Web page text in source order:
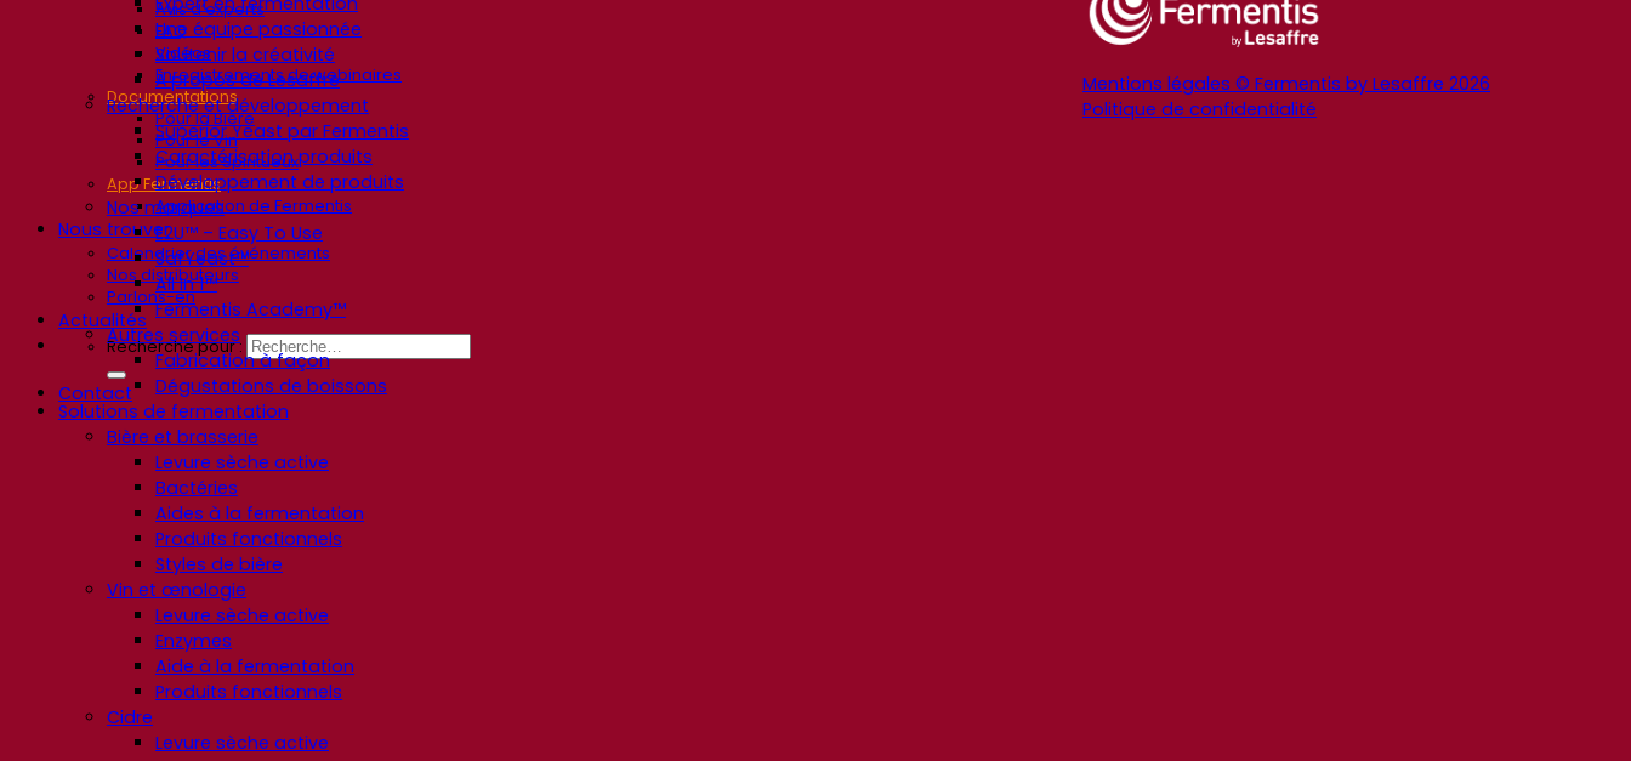
Avis d’experts
FAQ
Vidéos
Enregistrements de webinaires
Documentations
Pour la Bière
Pour le Vin
Pour les Spiritueux
App Fermentis
Application de Fermentis
Nous trouver
Calendrier des événements
Nos distributeurs
Parlons-en
Actualités
Recherche pour :
Contact
Mentions légales © Fermentis by Lesaffre 2026
Politique de confidentialité
Une équipe passionnée
Soutenir la créativité
À propos de Lesaffre
Recherche et développement
Superior Yeast par Fermentis
Caractérisation produits
Développement de produits
Nos marques
E2U™ – Easy To Use
SafYeast™
All In 1™
Fermentis Academy™
Autres services
Fabrication à façon
Dégustations de boissons
Solutions de fermentation
Bière et brasserie
Levure sèche active
Bactéries
Aides à la fermentation
Produits fonctionnels
Styles de bière
Vin et œnologie
Levure sèche active
Enzymes
Aide à la fermentation
Produits fonctionnels
Cidre
Levure sèche active